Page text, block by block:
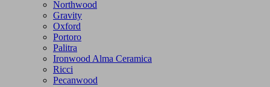
Northwood
Gravity
Oxford
Portoro
Palitra
Ironwood Alma Ceramica
Ricci
Pecanwood